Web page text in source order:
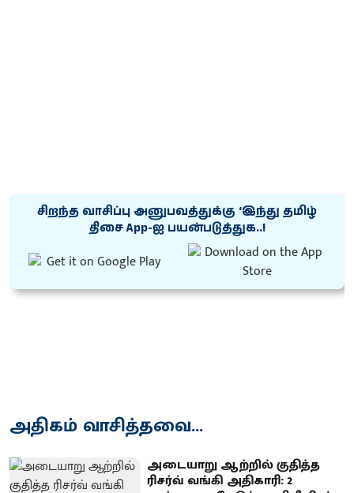
சிறந்த வாசிப்பு அனுபவத்துக்கு ‘இந்து தமிழ்
திசை App-ஐ பயன்படுத்துக..!
அதிகம் வாசித்தவை...
அடையாறு ஆற்றில் குதித்த
ரிசர்வ் வங்கி அதிகாரி: 2